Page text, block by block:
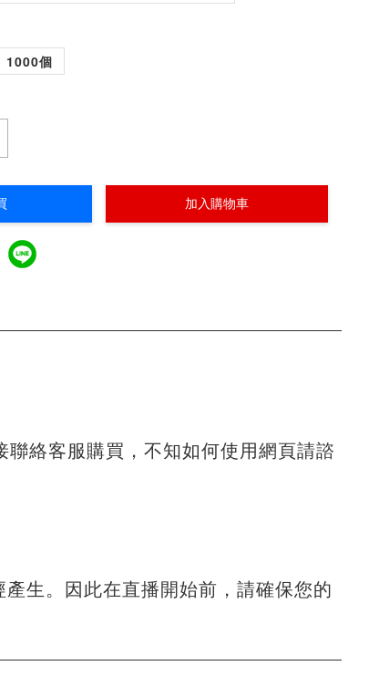
1000個
加入購物車
絡客服購買，不知如何使用網頁請諮
生。因此在直播開始前，請確保您的